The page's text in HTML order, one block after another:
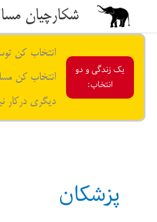
محتوا
شکارچیان
یک زندگی و دو
انتخاب:
انتخاب کن
انتخاب کن
دیگری درکار
پزشکان